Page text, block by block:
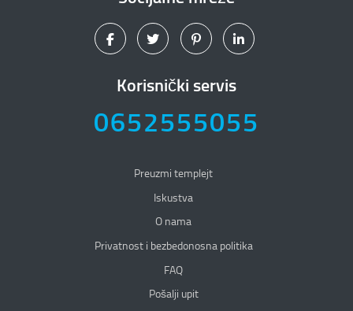
Korisnički servis
0652555055
Preuzmi templejt
Iskustva
O nama
Privatnost i bezbedonosna politika
Privatnost i bezbedonosna politika
FAQ
Pošalji upit